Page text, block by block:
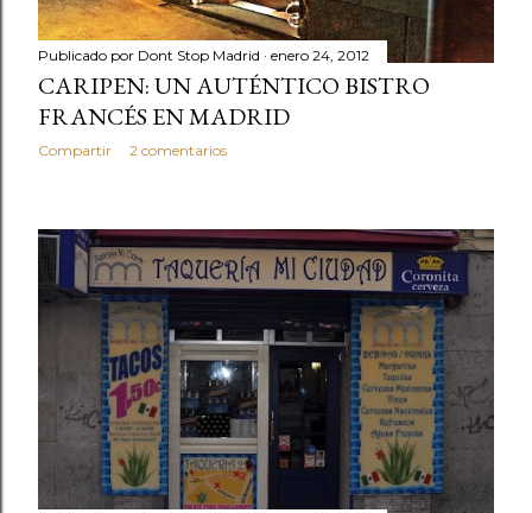
Publicado por Dont Stop Madrid enero 24, 2012
CARIPEN: UN AUTÉNTICO BISTRO
FRANCÉS EN MADRID
Compartir 2 comentarios